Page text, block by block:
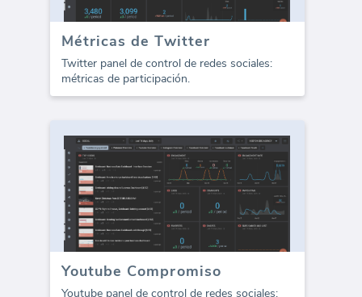
Métricas de Twitter
Twitter panel de control de redes sociales:
métricas de participación.
Youtube Compromiso
Youtube panel de control de redes sociales: